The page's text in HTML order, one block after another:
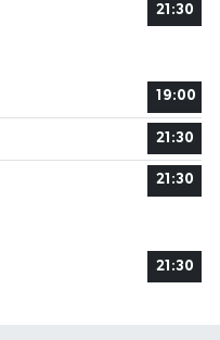
21:30
19:00
21:30
21:30
21:30